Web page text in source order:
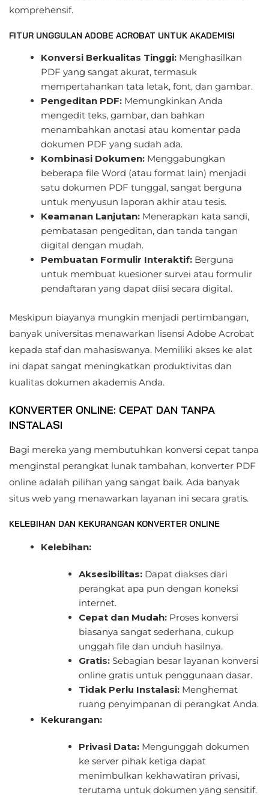
komprehensif.
FITUR UNGGULAN ADOBE ACROBAT UNTUK AKADEMISI
Konversi Berkualitas Tinggi: Menghasilkan
PDF yang sangat akurat, termasuk
mempertahankan tata letak, font, dan gambar.
Pengeditan PDF: Memungkinkan Anda
mengedit teks, gambar, dan bahkan
menambahkan anotasi atau komentar pada
dokumen PDF yang sudah ada.
Kombinasi Dokumen: Menggabungkan
beberapa file Word (atau format lain) menjadi
satu dokumen PDF tunggal, sangat berguna
untuk menyusun laporan akhir atau tesis.
Keamanan Lanjutan: Menerapkan kata sandi,
pembatasan pengeditan, dan tanda tangan
digital dengan mudah.
Pembuatan Formulir Interaktif: Berguna
untuk membuat kuesioner survei atau formulir
pendaftaran yang dapat diisi secara digital.
Meskipun biayanya mungkin menjadi pertimbangan,
banyak universitas menawarkan lisensi Adobe Acrobat
kepada staf dan mahasiswanya. Memiliki akses ke alat
ini dapat sangat meningkatkan produktivitas dan
kualitas dokumen akademis Anda.
KONVERTER ONLINE: CEPAT DAN TANPA
INSTALASI
Bagi mereka yang membutuhkan konversi cepat tanpa
menginstal perangkat lunak tambahan, konverter PDF
online adalah pilihan yang sangat baik. Ada banyak
situs web yang menawarkan layanan ini secara gratis.
KELEBIHAN DAN KEKURANGAN KONVERTER ONLINE
Kelebihan:
Aksesibilitas:Dapat diakses dari
perangkat apa pun dengan koneksi
internet.
Cepat dan Mudah:Proses konversi
biasanya sangat sederhana, cukup
unggah file dan unduh hasilnya.
Gratis:Sebagian besar layanan konversi
online gratis untuk penggunaan dasar.
Tidak Perlu Instalasi:Menghemat
ruang penyimpanan di perangkat Anda.
Kekurangan:
Privasi Data:Mengunggah dokumen
ke server pihak ketiga dapat
menimbulkan kekhawatiran privasi,
terutama untuk dokumen yang sensitif.